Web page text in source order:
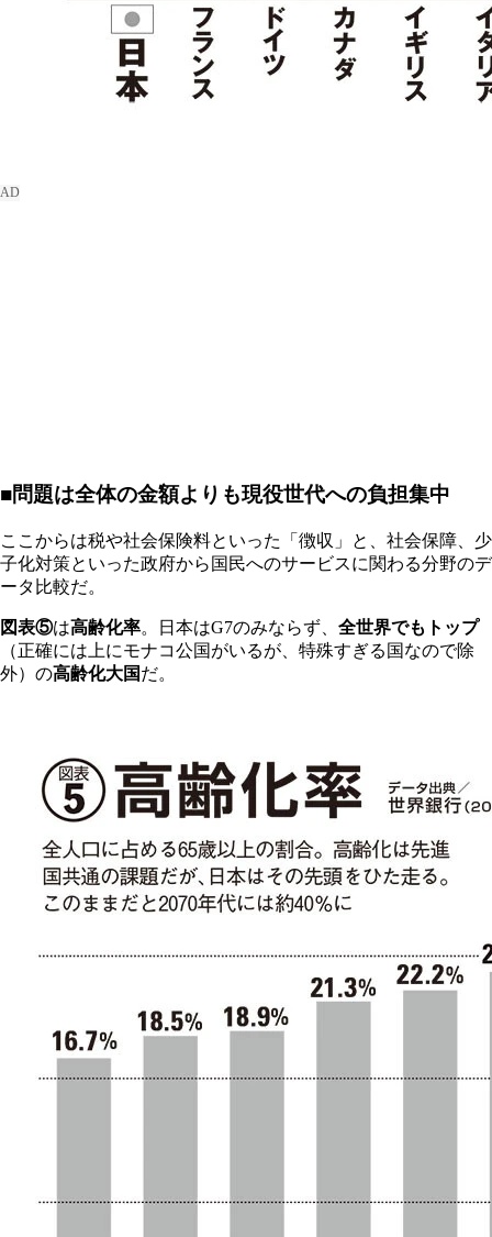
■問題は全体の金額よりも現役世代への負担集中
ここからは税や社会保険料といった「徴収」と、社会保障、少
子化対策といった政府から国民へのサービスに関わる分野のデ
ータ比較だ。
図表⑤は高齢化率。日本はG7のみならず、 全世界でもトップ
（正確には上にモナコ公国がいるが、特殊すぎる国なので除
外）の高齢化大国だ。